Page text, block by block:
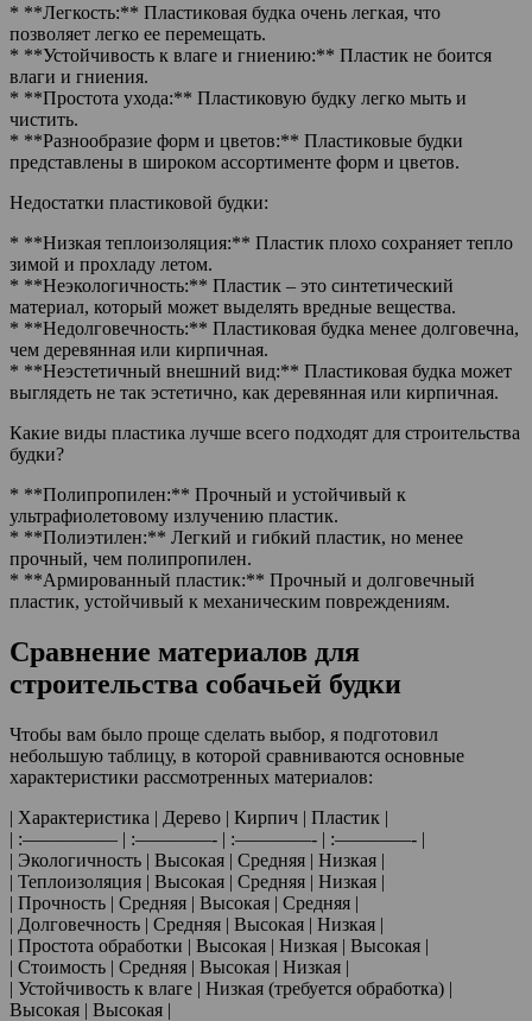
* **Легкость:** Пластиковая будка очень легкая, что
позволяет легко ее перемещать.
* **Устойчивость к влаге и гниению:** Пластик не боится
влаги и гниения.
* **Простота ухода:** Пластиковую будку легко мыть и
чистить.
* **Разнообразие форм и цветов:** Пластиковые будки
представлены в широком ассортименте форм и цветов.
Недостатки пластиковой будки:
* **Низкая теплоизоляция:** Пластик плохо сохраняет тепло
зимой и прохладу летом.
* **Неэкологичность:** Пластик – это синтетический
материал, который может выделять вредные вещества.
* **Недолговечность:** Пластиковая будка менее долговечна,
чем деревянная или кирпичная.
* **Неэстетичный внешний вид:** Пластиковая будка может
выглядеть не так эстетично, как деревянная или кирпичная.
Какие виды пластика лучше всего подходят для строительства
будки?
* **Полипропилен:** Прочный и устойчивый к
ультрафиолетовому излучению пластик.
* **Полиэтилен:** Легкий и гибкий пластик, но менее
прочный, чем полипропилен.
* **Армированный пластик:** Прочный и долговечный
пластик, устойчивый к механическим повреждениям.
Сравнение материалов для
строительства собачьей будки
Чтобы вам было проще сделать выбор, я подготовил
небольшую таблицу, в которой сравниваются основные
характеристики рассмотренных материалов:
| Характеристика | Дерево | Кирпич | Пластик |
| :————— | :————- | :————- | :————- |
| Экологичность | Высокая | Средняя | Низкая |
| Теплоизоляция | Высокая | Средняя | Низкая |
| Прочность | Средняя | Высокая | Средняя |
| Долговечность | Средняя | Высокая | Низкая |
| Простота обработки | Высокая | Низкая | Высокая |
| Стоимость | Средняя | Высокая | Низкая |
| Устойчивость к влаге | Низкая (требуется обработка) |
Высокая | Высокая |